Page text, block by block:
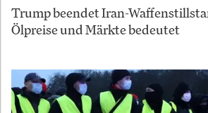
Trump beendet Iran-
Ölpreise und Märkte bedeutet